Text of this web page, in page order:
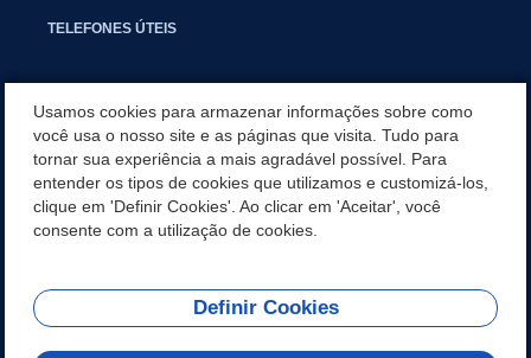
TELEFONES ÚTEIS
NOTÍCIAS
APLICATIVO
REDES SOCIAIS
Usamos cookies para armazenar informações sobre como
você usa o nosso site e as páginas que visita. Tudo para
tornar sua experiência a mais agradável possível. Para
entender os tipos de cookies que utilizamos e customizá-los,
clique em 'Definir Cookies'. Ao clicar em 'Aceitar', você
consente com a utilização de cookies.
Definir Cookies